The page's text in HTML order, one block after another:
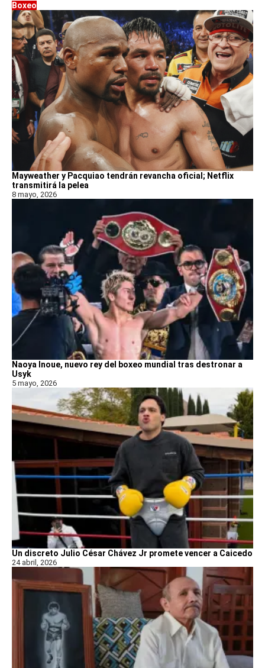
Boxeo
Mayweather y Pacquiao tendrán revancha oficial; Netflix
transmitirá la pelea
8 mayo, 2026
Naoya Inoue, nuevo rey del boxeo mundial tras destronar a
Usyk
5 mayo, 2026
Un discreto Julio César Chávez Jr promete vencer a Caicedo
24 abril, 2026